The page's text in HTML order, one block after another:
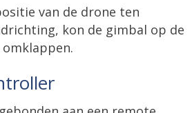
van de drone ten
kon de gimbal op de